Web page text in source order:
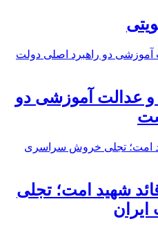
عدالت آموزشی دو
شهید امت؛ تجلی